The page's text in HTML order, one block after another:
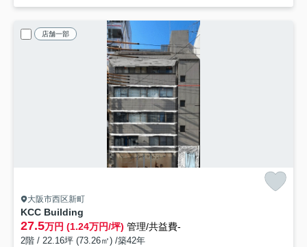
店舗一部
大阪市西区新町
KCC Building
27.5万円 (1.24万円/坪) 管理/共益費-
2階 / 22.16坪 (73.26㎡) /築42年